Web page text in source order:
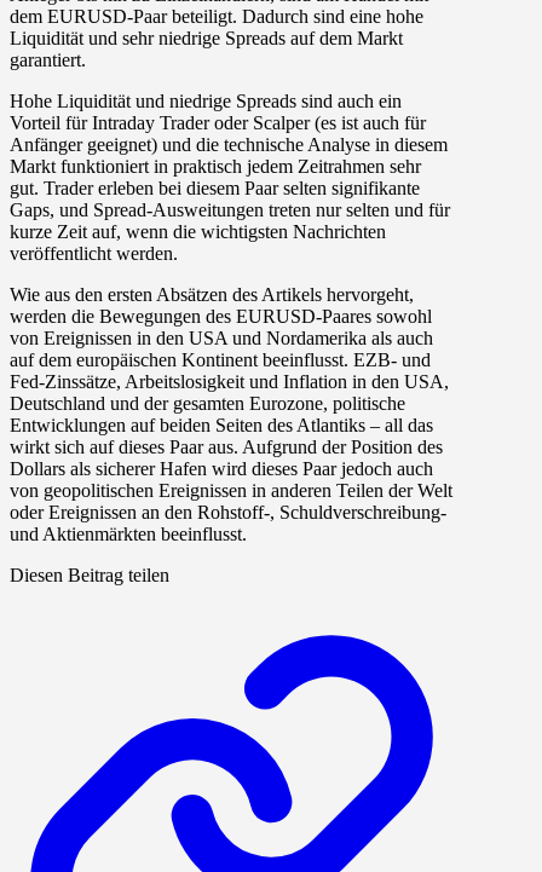
dem EURUSD-Paar beteiligt. Dadurch sind eine hohe
Liquidität und sehr niedrige Spreads auf dem Markt
garantiert.
Hohe Liquidität und niedrige Spreads sind auch ein
Vorteil für Intraday Trader oder Scalper (es ist auch für
Anfänger geeignet) und die technische Analyse in diesem
Markt funktioniert in praktisch jedem Zeitrahmen sehr
gut. Trader erleben bei diesem Paar selten signifikante
Gaps, und Spread-Ausweitungen treten nur selten und für
kurze Zeit auf, wenn die wichtigsten Nachrichten
veröffentlicht werden.
Wie aus den ersten Absätzen des Artikels hervorgeht,
werden die Bewegungen des EURUSD-Paares sowohl
von Ereignissen in den USA und Nordamerika als auch
auf dem europäischen Kontinent beeinflusst. EZB- und
Fed-Zinssätze, Arbeitslosigkeit und Inflation in den USA,
Deutschland und der gesamten Eurozone, politische
Entwicklungen auf beiden Seiten des Atlantiks – all das
wirkt sich auf dieses Paar aus. Aufgrund der Position des
Dollars als sicherer Hafen wird dieses Paar jedoch auch
von geopolitischen Ereignissen in anderen Teilen der Welt
oder Ereignissen an den Rohstoff-, Schuldverschreibung-
und Aktienmärkten beeinflusst.
Diesen Beitrag teilen